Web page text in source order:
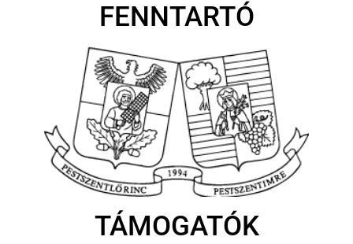
FENNTARTÓ
TÁMOGATÓK